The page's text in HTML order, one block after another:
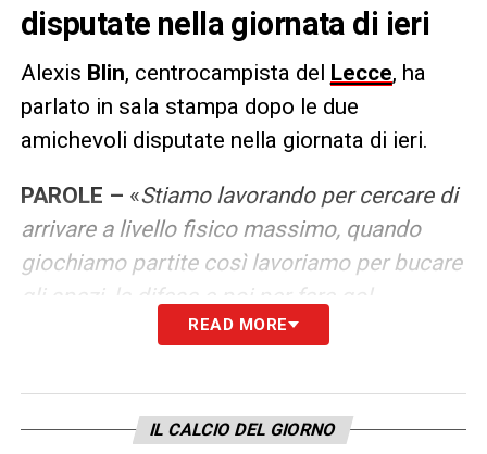
disputate nella giornata di ieri
Alexis Blin, centrocampista del Lecce, ha
parlato in sala stampa dopo le due
amichevoli disputate nella giornata di ieri.
PAROLE – «Stiamo lavorando per cercare di
arrivare a livello fisico massimo, quando
giochiamo partite così lavoriamo per bucare
gli spazi, la difesa e poi per fare gol.
Abbiamo segnato gol stamattina, undici gol
di più perché abbiamo lavorato bene
fisicamente. Sta prendendo forma il nuovo
READ MORE
IL CALCIO DEL GIORNO